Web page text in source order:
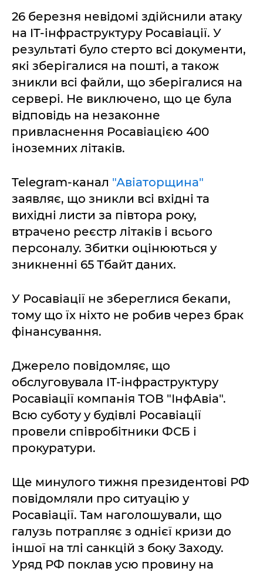
26 березня невідомі здійснили атаку
на IT-інфраструктуру Росавіації. У
результаті було стерто всі документи,
які зберігалися на пошті, а також
зникли всі файли, що зберігалися на
сервері. Не виключено, що це була
відповідь на незаконне
привласнення Росавіацією 400
іноземних літаків.
Telegram-канал "Авіаторщина"
заявляє, що зникли всі вхідні та
вихідні листи за півтора року,
втрачено реєстр літаків і всього
персоналу. Збитки оцінюються у
зникненні 65 Тбайт даних.
У Росавіації не збереглися бекапи,
тому що їх ніхто не робив через брак
фінансування.
Джерело повідомляє, що
обслуговувала ІТ-інфраструктуру
Росавіації компанія ТОВ "ІнфАвіа".
Всю суботу у будівлі Росавіації
провели співробітники ФСБ і
прокуратури.
Ще минулого тижня президентові РФ
повідомляли про ситуацію у
Росавіації. Там наголошували, що
галузь потрапляє з однієї кризи до
іншої на тлі санкцій з боку Заходу.
Уряд РФ поклав усю провину на